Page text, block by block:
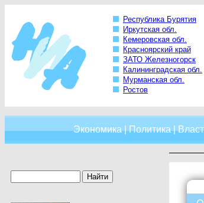
Республика Бурятия
Иркутская обл.
Кемеровская обл.
Красноярский край
ЗАТО Железногорск
Калининградская обл.
Мурманская обл.
Ростов
Экономика|Политика|